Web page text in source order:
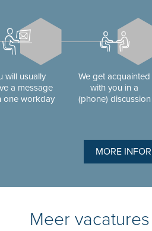
will usually
a message
one workday
We get acquainted
with you in a
(phone) discussion
MORE
Meer